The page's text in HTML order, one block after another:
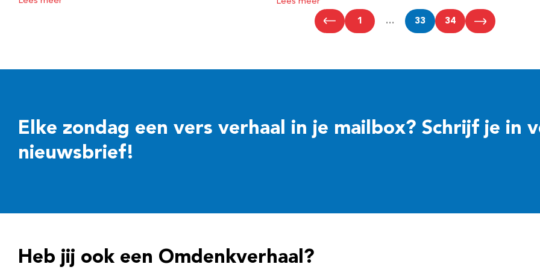
1 … 33 34
Elke zondag een vers verhaal in je mailbox? Schrijf je in
nieuwsbrief!
Heb jij ook een Omdenkverhaal?